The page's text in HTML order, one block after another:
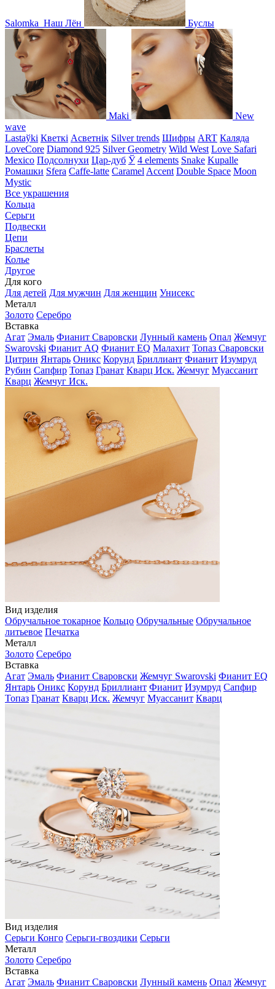
Salomka Наш Лён Буслы
Maki
New
wave
Lastaўki Кветкі Асветнiк Silver trends Шифры ART Каляда
LoveCore Diamond 925 Silver Geometry Wild West Love Safari
Mexico Подсолнухи Цар-дуб Ў 4 elements Snake Kupalle
Ромашки Sfera Caffe-latte Caramel Accent Double Space Moon
Mystic
Все украшения
Кольца
Серьги
Подвески
Цепи
Браслеты
Колье
Другое
Для кого
Для детей Для мужчин Для женщин Унисекс
Металл
Золото Серебро
Вставка
Агат Эмаль Фианит Сваровски Лунный камень Опал Жемчуг
Swarovski Фианит AQ Фианит EQ Малахит Топаз Сваровски
Цитрин Янтарь Оникс Корунд Бриллиант Фианит Изумруд
Рубин Сапфир Топаз Гранат Кварц Иск. Жемчуг Муассанит
Кварц Жемчуг Иск.
Вид изделия
Обручальное токарное Кольцо Обручальные Обручальное
литьевое Печатка
Металл
Золото Серебро
Вставка
Агат Эмаль Фианит Сваровски Жемчуг Swarovski Фианит EQ
Янтарь Оникс Корунд Бриллиант Фианит Изумруд Сапфир
Топаз Гранат Кварц Иск. Жемчуг Муассанит Кварц
Вид изделия
Серьги Конго Серьги-гвоздики Серьги
Металл
Золото Серебро
Вставка
Агат Эмаль Фианит Сваровски Лунный камень Опал Жемчуг